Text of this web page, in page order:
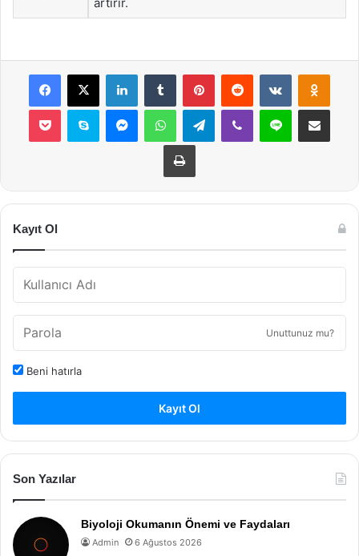
Facebook
X LinkedInTumblr PinterestReddit VKontakte
Pocket Skype MessengerWhatsAppTelegramViber Line E-Posta ile
Yazdır
Kayıt Ol
Unuttunuz mu?
Beni hatırla
Kayıt Ol
Son Yazılar
Biyoloji Okumanın Önemi ve Faydaları
Admin 6 Ağustos 2026